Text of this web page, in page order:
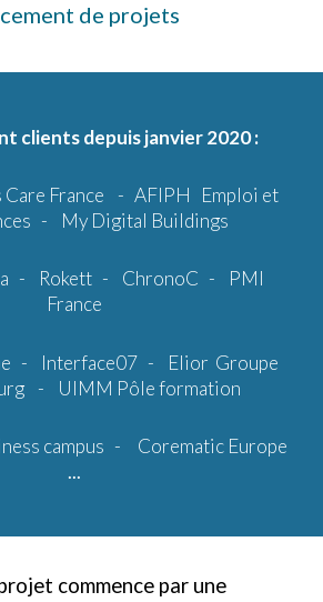
de projets
clients depuis janvier 2020 :
Care France - AFIPH Emploi et
- My Digital Buildings
- Rokett- ChronoC -
PMI
France
- Interface07- Elior Groupe
- UIMM Pôle formation
campus -
Corematic Europe
...
commence par une